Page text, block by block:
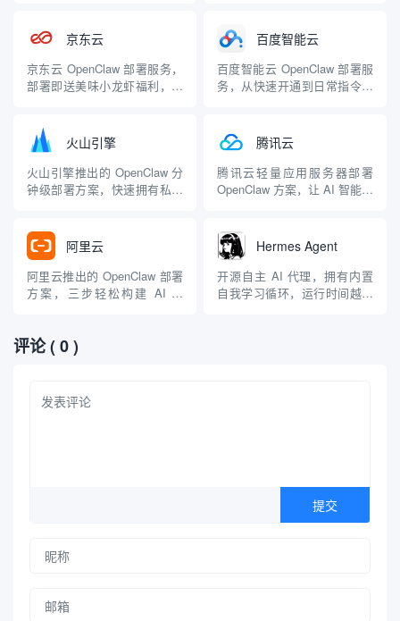
力的用户 | 💰免费 |
京东云
京东云 OpenClaw 部署服务，
部署即送美味小龙虾福利，适
百度智能云
百度智能云 OpenClaw 部署服
务，从快速开通到日常指令管
火山引擎
火山引擎推出的 OpenClaw 分
钟级部署方案，快速拥有私人
腾讯云
腾讯云轻量应用服务器部署
OpenClaw 方案，让 AI 智能体
阿里云
阿里云推出的 OpenClaw 部署
方案，三步轻松构建 AI 助
Hermes Agent
开源自主 AI 代理，拥有内置
自我学习循环，运行时间越长
评论( 0 )